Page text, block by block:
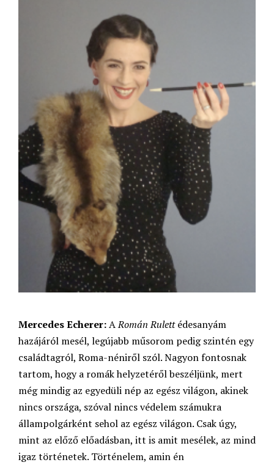
Mercedes Echerer:ARomán Rulettédesanyám
hazájáról mesél, legújabb műsorom pedig szintén egy
családtagról, Roma-néniről szól. Nagyon fontosnak
tartom, hogy a romák helyzetéről beszéljünk, mert
még mindig az egyedüli nép az egész világon, akinek
nincs országa, szóval nincs védelem számukra
állampolgárként sehol az egész világon. Csak úgy,
mint az előző előadásban, itt is amit mesélek, az mind
igaz történetek. Történelem, amin én